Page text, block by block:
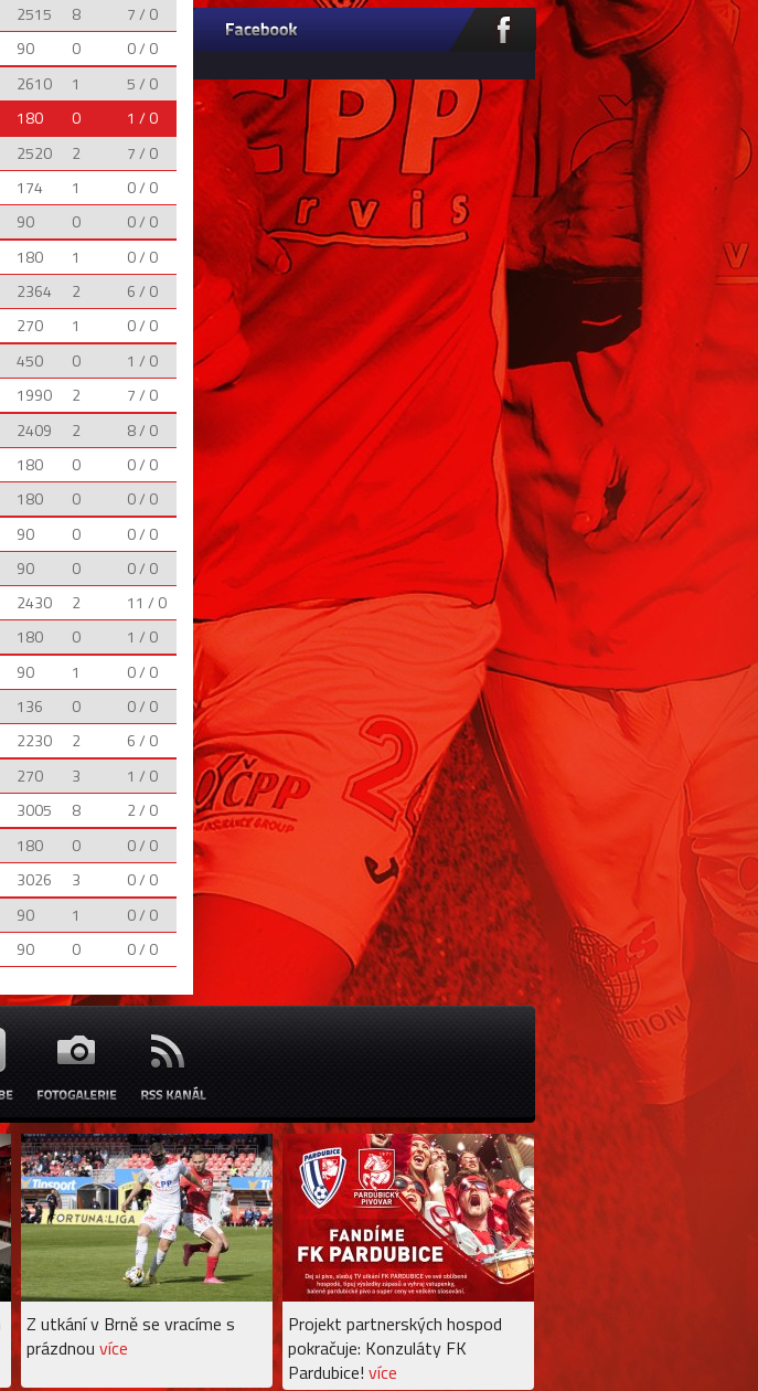
2515 8
7 / 0
90 0
0 / 0
2610 1
5 / 0
180 0
1 / 0
2520 2
7 / 0
174 1
0 / 0
90 0
0 / 0
180 1
0 / 0
2364 2
6 / 0
270 1
0 / 0
450 0
1 / 0
1990 2
7 / 0
2409 2
8 / 0
180 0
0 / 0
180 0
0 / 0
90 0
0 / 0
90 0
0 / 0
2430 2
11 / 0
180 0
1 / 0
90 1
0 / 0
136 0
0 / 0
2230 2
6 / 0
270 3
1 / 0
3005 8
2 / 0
180 0
0 / 0
3026 3
0 / 0
90 1
0 / 0
90 0 0 / 0
Z utkání v Brně se vracíme s
prázdnou více
Projekt partnerských hospod
pokračuje: Konzuláty FK
Pardubice! více